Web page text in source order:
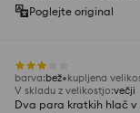
Poglejte original
barva:bež kupljena
V skladu z velikostjo:večji
Dva para kratkih hlač